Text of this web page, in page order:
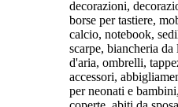
decorazioni,
borse per tastiere,
calcio, notebook,
scarpe, biancheria
d'aria, ombrelli,
accessori,
per neonati e